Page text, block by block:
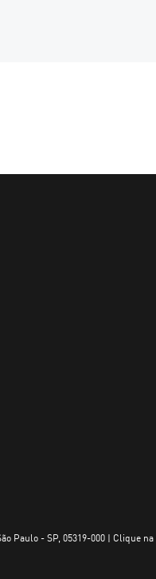
Paulo - SP, 05319-000 | Clique